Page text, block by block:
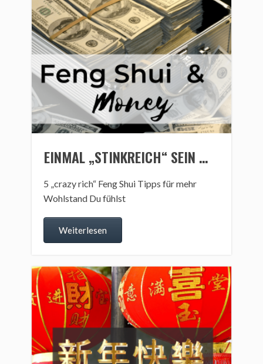
EINMAL „STINKREICH“ SEIN …
5 „crazy rich“ Feng Shui Tipps für mehr
Wohlstand Du fühlst
Weiterlesen